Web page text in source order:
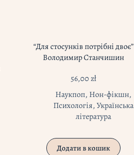
“Для стосунків потрібні двоє”
Володимир Станчишин
56,00zł
Наукпоп, Нон-фікшн,
Психологія,Українська
література
Додати в кошик